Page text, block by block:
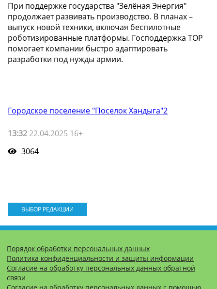
При поддержке государства "Зелёная Энергия"
продолжает развивать производство. В планах –
выпуск новой техники, включая беспилотные
роботизированные платформы. Господдержка ТОР
помогает компании быстро адаптировать
разработки под нужды армии.
Городское поселение "Поселок Хандыга"2
13:32 22.04.2025 16+
3064
ВЫБОР РЕДАКЦИИ
Порядок обработки персональных данных
Политика конфиденциальности и защиты информации
Согласие на обработку персональных данных обратной
связи
Согласие на обработку персональных данных с помощью